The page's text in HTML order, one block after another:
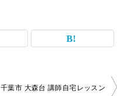
千葉市 大森台 講師自宅レッスン